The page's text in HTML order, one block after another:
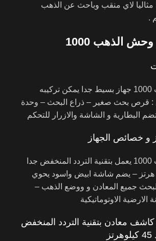
مثاليا لاي منقب وباحث عن الذهب
.
الذهب 1000
جهاز وحش الذهب 1000 جهاز بسيط جدا يمكن تركيبه
: قرص بحث صغير – ذراع البحث – وحدة
تضم البطارية و الشاشة والازرار للتحكم
و خصائص الجهاز
جهاز وحش الذهب 1000 يعمل بتقنية التردد المنخفض جدا
45 كيلو هرتز – يضم شاشة ابيض واسود يحوي
جميع المعادن و ووضع الذهب –
الارضية الاوتوماتيكية
معادن بتقنية التردد المنخفض